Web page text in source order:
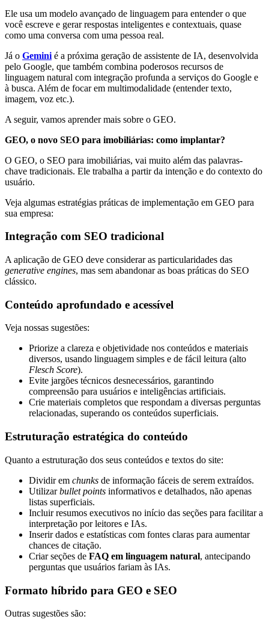
Ele usa um modelo avançado de linguagem para entender o que
você escreve e gerar respostas inteligentes e contextuais, quase
como uma conversa com uma pessoa real.
Já o Gemini é a próxima geração de assistente de IA, desenvolvida
pelo Google, que também combina poderosos recursos de
linguagem natural com integração profunda a serviços do Google e
à busca. Além de focar em multimodalidade (entender texto,
imagem, voz etc.).
A seguir, vamos aprender mais sobre o GEO.
GEO, o novo SEO para imobiliárias: como implantar?
O GEO, o SEO para imobiliárias, vai muito além das palavras-
chave tradicionais. Ele trabalha a partir da intenção e do contexto do
usuário.
Veja algumas estratégias práticas de implementação em GEO para
sua empresa:
Integração com SEO tradicional
A aplicação de GEO deve considerar as particularidades das
generative engines, mas sem abandonar as boas práticas do SEO
clássico.
Conteúdo aprofundado e acessível
Veja nossas sugestões:
Priorize a clareza e objetividade nos conteúdos e materiais
diversos, usando linguagem simples e de fácil leitura (alto
Flesch Score).
Evite jargões técnicos desnecessários, garantindo
compreensão para usuários e inteligências artificiais.
Crie materiais completos que respondam a diversas perguntas
relacionadas, superando os conteúdos superficiais.
Estruturação estratégica do conteúdo
Quanto a estruturação dos seus conteúdos e textos do site:
Dividir em chunks de informação fáceis de serem extraídos.
Utilizarbullet points informativos e detalhados, não apenas
listas superficiais.
Incluir resumos executivos no início das seções para facilitar a
interpretação por leitores e IAs.
Inserir dados e estatísticas com fontes claras para aumentar
chances de citação.
Criar seções de FAQ em linguagem natural, antecipando
perguntas que usuários fariam às IAs.
Formato híbrido para GEO e SEO
Outras sugestões são: